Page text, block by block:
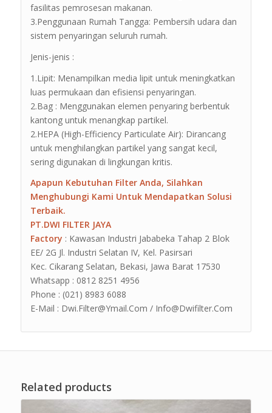
fasilitas pemrosesan makanan.
3.Penggunaan Rumah Tangga: Pembersih udara dan
sistem penyaringan seluruh rumah.
Jenis-jenis :
1.Lipit: Menampilkan media lipit untuk meningkatkan
luas permukaan dan efisiensi penyaringan.
2.Bag : Menggunakan elemen penyaring berbentuk
kantong untuk menangkap partikel.
2.HEPA (High-Efficiency Particulate Air): Dirancang
untuk menghilangkan partikel yang sangat kecil,
sering digunakan di lingkungan kritis.
Apapun Kebutuhan Filter Anda, Silahkan
Menghubungi Kami Untuk Mendapatkan Solusi
Terbaik.
PT.DWI FILTER JAYA
Factory : Kawasan Industri Jababeka Tahap 2 Blok
EE/ 2G Jl. Industri Selatan IV, Kel. Pasirsari
Kec. Cikarang Selatan, Bekasi, Jawa Barat 17530
Whatsapp : 0812 8251 4956
Phone : (021) 8983 6088
E-Mail : Dwi.Filter@Ymail.Com / Info@Dwifilter.Com
Related products